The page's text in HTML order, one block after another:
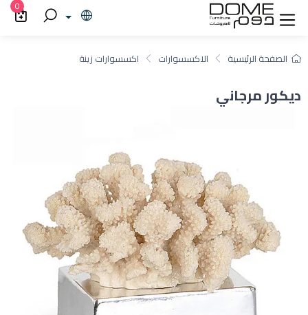
0
الصفحة الرئيسية الاكسسوارات اكسسوارات زينة
ديكور مرجاني